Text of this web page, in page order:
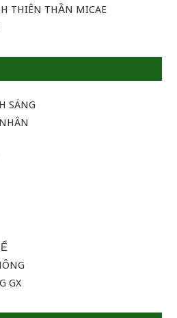
THIÊN THẦN MICAE
SÁNG
GX